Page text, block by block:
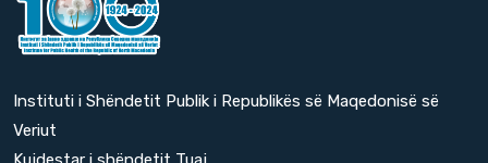
Instituti i Shëndetit Publik i Republikës së Maqedonisë së
Veriut